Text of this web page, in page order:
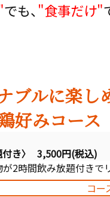
でも、 "食事だけ"
ブルに楽し
好みコース
付き〉 3,500円(税込)
2時間飲み放題付きで
コー